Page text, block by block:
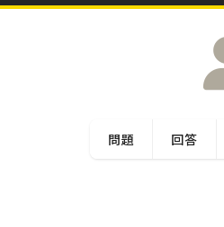
問題 回答